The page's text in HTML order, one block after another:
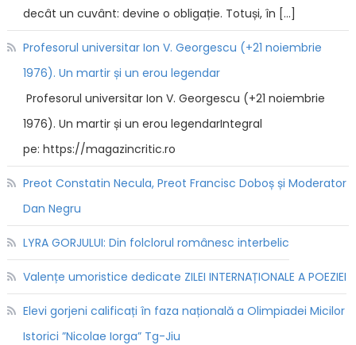
decât un cuvânt: devine o obligație. Totuși, în […]
Profesorul universitar Ion V. Georgescu (+21 noiembrie
1976). Un martir și un erou legendar
Profesorul universitar Ion V. Georgescu (+21 noiembrie
1976). Un martir și un erou legendarIntegral
pe: https://magazincritic.ro
Preot Constatin Necula, Preot Francisc Doboș și Moderator
Dan Negru
LYRA GORJULUI: Din folclorul românesc interbelic
Valențe umoristice dedicate ZILEI INTERNAȚIONALE A POEZIEI
Elevi gorjeni calificați în faza națională a Olimpiadei Micilor
Istorici ”Nicolae Iorga” Tg-Jiu